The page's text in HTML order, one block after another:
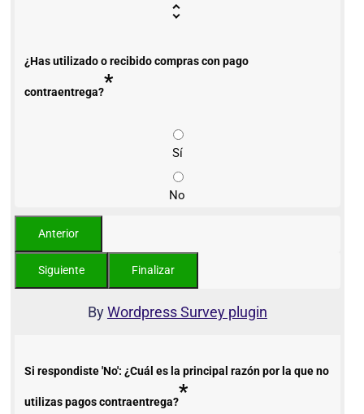
¿Has utilizado o recibido compras con pago
contraentrega?*
Sí
No
ByWordpress Survey plugin
Si respondiste 'No': ¿Cuál es la principal razón por la que no
utilizas pagos contraentrega?*